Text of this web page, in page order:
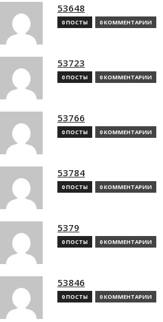
53648
0 ПОСТЫ 0 КОММЕНТАРИИ
53723
0 ПОСТЫ 0 КОММЕНТАРИИ
53766
0 ПОСТЫ 0 КОММЕНТАРИИ
53784
0 ПОСТЫ 0 КОММЕНТАРИИ
5379
0 ПОСТЫ 0 КОММЕНТАРИИ
53846
0 ПОСТЫ 0 КОММЕНТАРИИ